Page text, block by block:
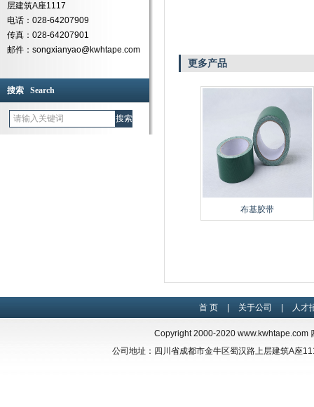
层建筑A座1117
电话：028-64207909
传真：028-64207901
邮件：songxianyao@kwhtape.com
搜索 Search
更多产品
布基胶带
首 页 关于公司 人才
Copyright 2000-2020 www.kwhtape.com
公司地址：四川省成都市金牛区蜀汉路上层建筑A座